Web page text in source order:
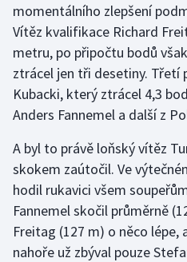
momentálního zlepšení
Vítěz kvalifikace Richard
metru, po připočtu bodů
ztrácel jen tři desetiny. Třetí
Kubacki, který ztrácel 4,3
Anders Fannemel a další z
A byl to právě loňský vítěz
skokem zaútočil. Ve
hodil rukavici všem
Fannemel skočil průměrně
Freitag (127 m) o něco lépe,
nahoře už zbýval pouze